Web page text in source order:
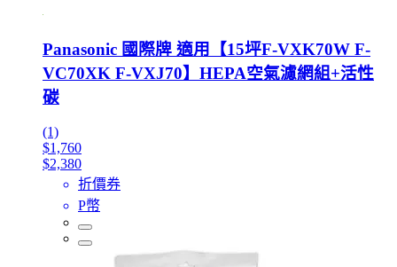
Panasonic 國際牌 適用【15坪F-VXK70W F-
VC70XK F-VXJ70】HEPA空氣濾網組+活性
碳
(1)
$1,760
$2,380
折價券
P幣